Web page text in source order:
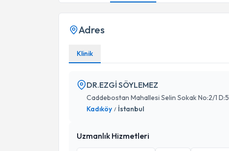
Adres
Klinik
DR.EZGİ SÖYLEMEZ
Caddebostan Mahallesi Selin Sokak No:2/1 D:5
Kadıköy / İstanbul
Uzmanlık Hizmetleri